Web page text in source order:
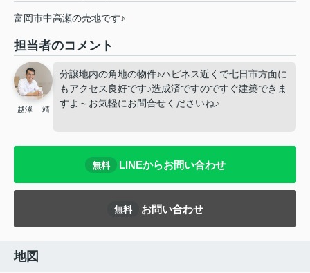
富岡市中高瀬の売地です♪
担当者のコメント
越澤 靖
分譲地内の角地の物件♪ハピネス近くで七日市方面に
もアクセス良好です♪造成済ですのですぐ建築できま
すよ～お気軽にお問合せくださいね♪
無料 LINEからお問い合わせ
無料 お問い合わせ
地図